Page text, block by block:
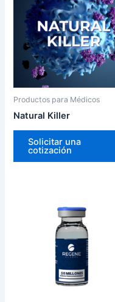
Productos para Médicos
Natural Killer
Solicitar una
cotización